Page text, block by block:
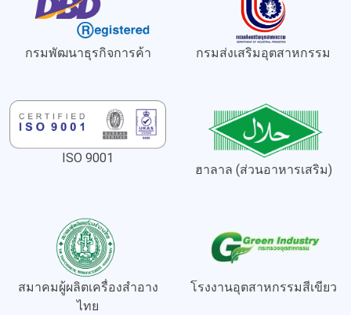
กรมพัฒนาธุรกิจการค้า กรมส่งเสริมอุตสาหกรรม
ISO 9001
ฮาลาล (ส่วนอาหารเสริม)
สมาคมผู้ผลิตเครื่องสำอาง
ไทย
โรงงานอุตสาหกรรมสีเขียว